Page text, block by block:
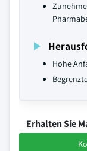
Hohe
Erhalten Sie